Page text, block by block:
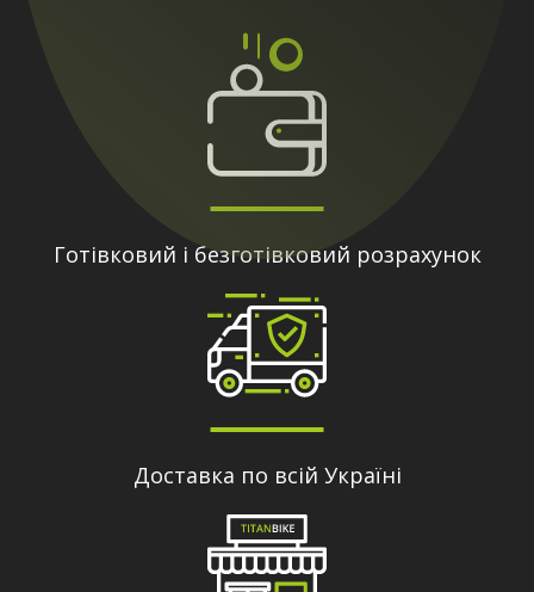
Готівковий і безготівковий розрахунок
Доставка по всій Україні